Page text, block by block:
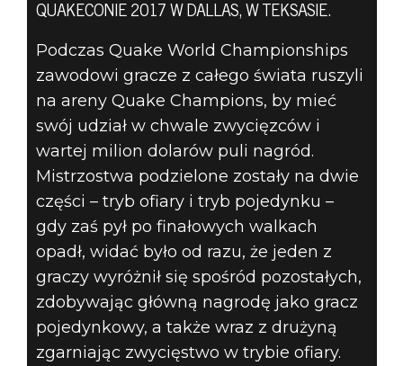
Quake Champions
01 września 2017
PODSUMOWANIE
FINAŁÓW QUAKE
WORLD
CHAMPIONSHIPS
QUAKECONIE 2017 W DALLAS, W TEKSASIE.
Podczas Quake World Championships
zawodowi gracze z całego świata ruszyli
na areny Quake Champions, by mieć
swój udział w chwale zwycięzców i
wartej milion dolarów puli nagród.
Mistrzostwa podzielone zostały na dwie
części – tryb ofiary i tryb pojedynku –
gdy zaś pył po finałowych walkach
opadł, widać było od razu, że jeden z
graczy wyróżnił się spośród pozostałych,
zdobywając główną nagrodę jako gracz
pojedynkowy, a także wraz z drużyną
zgarniając zwycięstwo w trybie ofiary.